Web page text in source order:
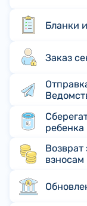
Бланки
Заказ
ребенка